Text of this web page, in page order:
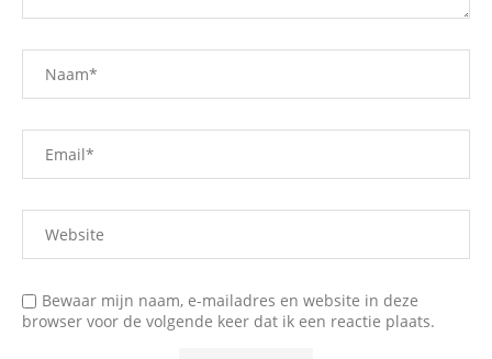
Bewaar mijn naam, e-mailadres en website in deze
browser voor de volgende keer dat ik een reactie plaats.